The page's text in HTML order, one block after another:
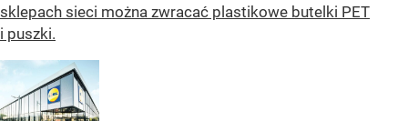
sklepach sieci można zwracać plastikowe butelki PET
i puszki.